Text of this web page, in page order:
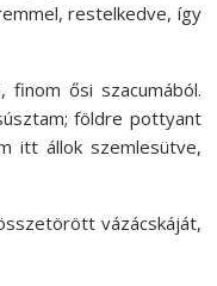
restelkedve, így
finom ősi szacumából.
földre pottyant
itt állok szemlesütve,
vázácskáját,